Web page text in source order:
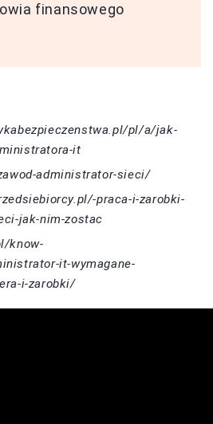
finansowego
pl/a/jak-
it
administrator-sieci/
praca-i-zarobki-
jak-nim-zostac
know-
it-wymagane-
i-zarobki/